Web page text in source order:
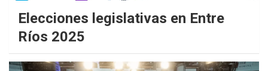
Elecciones legislativas en Entre
Ríos 2025